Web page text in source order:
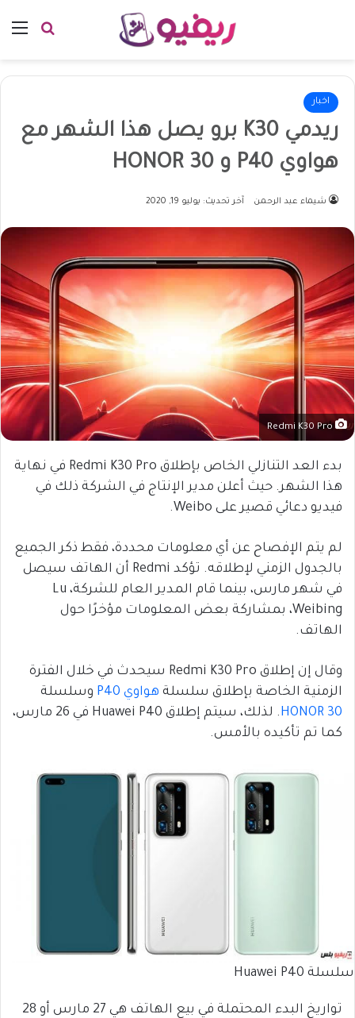
بحث
اخبار
ريدمي K30 برو يصل هذا الشهر مع
هواوي P40 و HONOR 30
شيماء عبد الرحمن آخر تحديث: يوليو 19, 2020
Redmi K30 Pro
بدء العد التنازلي الخاص بإطلاق Redmi K30 Pro في نهاية
هذا الشهر. حيث أعلن مدير الإنتاج في الشركة ذلك في
فيديو دعائي قصير على Weibo.
لم يتم الإفصاح عن أي معلومات محددة، فقط ذكر الجميع
بالجدول الزمني لإطلاقه. تؤكد Redmi أن الهاتف سيصل
في شهر مارس، بينما قام المدير العام للشركة، Lu
Weibing، بمشاركة بعض المعلومات مؤخرًا حول
الهاتف.
وقال إن إطلاق Redmi K30 Pro سيحدث في خلال الفترة
الزمنية الخاصة بإطلاق سلسلة هواوي P40
وسلسلة
HONOR 30
. لذلك، سيتم إطلاق Huawei P40 في 26 مارس،
كما تم تأكيده بالأمس.
سلسلة Huawei P40
تواريخ البدء المحتملة في بيع الهاتف هي 27 مارس أو 28